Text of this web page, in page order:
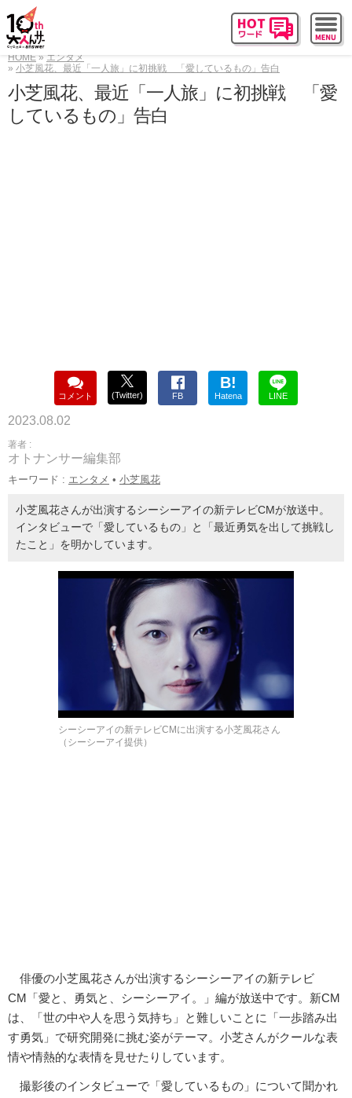
HOME
エンタメ
小芝風花、最近「一人旅」に初挑戦 「愛しているもの」告白
小芝風花、最近「一人旅」に初挑戦 「愛
しているもの」告白
コメント (Twitter) FB
B!
Hatena LINE
2023.08.02
著者 :
オトナンサー編集部
キーワード : エンタメ • 小芝風花
小芝風花さんが出演するシーシーアイの新テレビCMが放送中。
インタビューで「愛しているもの」と「最近勇気を出して挑戦し
たこと」を明かしています。
シーシーアイの新テレビCMに出演する小芝風花さん
（シーシーアイ提供）
俳優の小芝風花さんが出演するシーシーアイの新テレビ
CM「愛と、勇気と、シーシーアイ。」編が放送中です。新CM
は、「世の中や人を思う気持ち」と難しいことに「一歩踏み出
す勇気」で研究開発に挑む姿がテーマ。小芝さんがクールな表
情や情熱的な表情を見せたりしています。
撮影後のインタビューで「愛しているもの」について聞かれ